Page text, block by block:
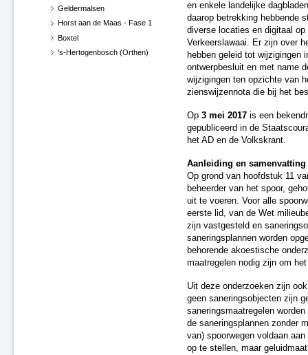
en enkele landelijke
daarop betrekking hebbende
diverse locaties en digitaal
Verkeerslawaai. Er zijn over
hebben geleid tot wijzigingen
ontwerpbesluit en met name
wijzigingen ten opzichte van
zienswijzennota die bij het
Op 3 mei 2017 is een
gepubliceerd in de
het AD en de Volkskrant.
Aanleiding en
Op grond van hoofdstuk 11
beheerder van het spoor,
uit te voeren. Voor alle
eerste lid, van de Wet
zijn vastgesteld en
saneringsplannen worden
behorende akoestische
maatregelen nodig zijn om
Uit deze onderzoeken zijn
geen saneringsobjecten zijn
saneringsmaatregelen
de saneringsplannen zonder
van) spoorwegen voldaan
op te stellen, maar
Geldermalsen
Horst aan de Maas - Fase 1
Boxtel
's-Hertogenbosch (Orthen)